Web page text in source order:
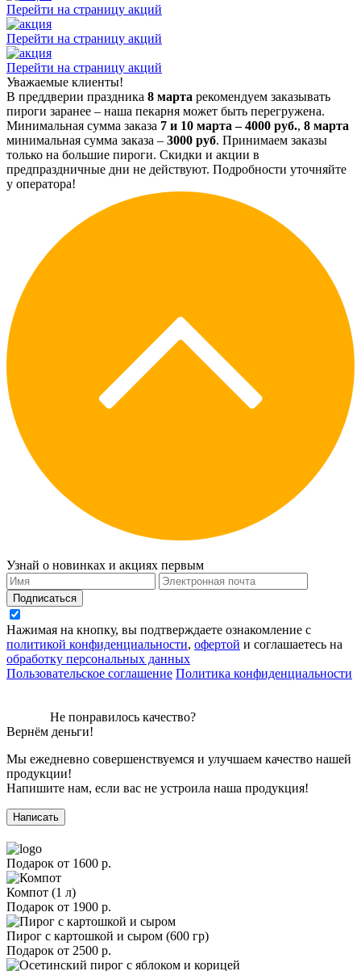
Перейти на страницу акций
Перейти на страницу акций
Перейти на страницу акций
Уважаемые клиенты!
В преддверии праздника 8 марта рекомендуем заказывать
пироги заранее – наша пекарня может быть перегружена.
Минимальная сумма заказа 7 и 10 марта – 4000 руб., 8 марта
минимальная сумма заказа – 3000 руб. Принимаем заказы
только на большие пироги. Скидки и акции в
предпраздничные дни не действуют. Подробности уточняйте
у оператора!
Узнай о новинках и акциях первым
Подписаться
Нажимая на кнопку, вы подтверждаете ознакомление с
политикой конфиденциальности, офертой и соглашаетесь на
обработку персональных данных
Пользовательское соглашение Политика конфиденциальности
Не понравилось качество?
Вернём деньги!
Мы ежедневно совершенствуемся и улучшаем качество нашей
продукции!
Напишите нам, если вас не устроила наша продукция!
Написать
Подарок от 1600 р.
Компот (1 л)
Подарок от 1900 р.
Пирог с картошкой и сыром (600 гр)
Подарок от 2500 р.